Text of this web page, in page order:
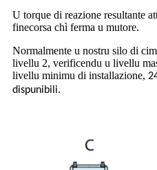
U torque di reazione resultante
finecorsa chì ferma u mutore.
Normalmente u nostru silo di
livellu 2, verificendu u livellu
livellu minimu di installazione,
dispunibili.